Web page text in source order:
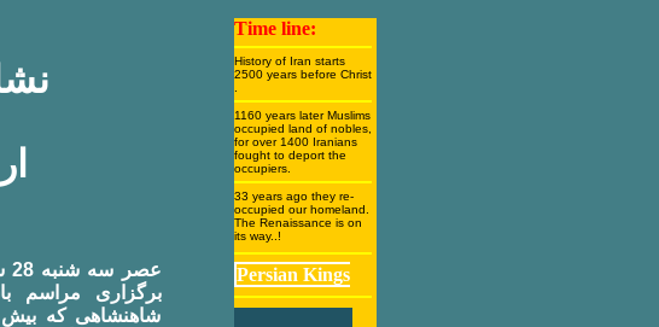
برگزاری مراسم
شاهنشاهی که
Time line:
History of Iran starts
2500 years before Christ
1160 years later Muslims
occupied land of nobles,
for over 1400 Iranians
fought to deport the
occupiers.
33 years ago they re-
occupied our homeland.
The Renaissance is on
its way..!
Persian Kings